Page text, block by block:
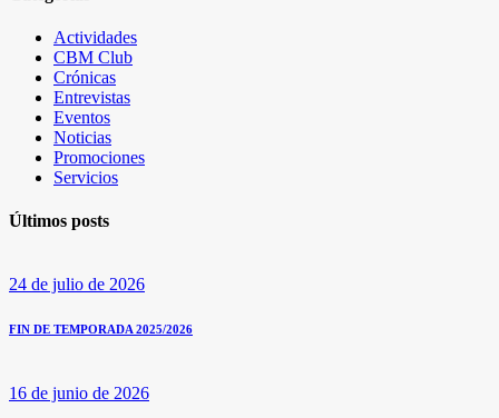
Actividades
CBM Club
Crónicas
Entrevistas
Eventos
Noticias
Promociones
Servicios
Últimos posts
24 de julio de 2026
FIN DE TEMPORADA 2025/2026
16 de junio de 2026